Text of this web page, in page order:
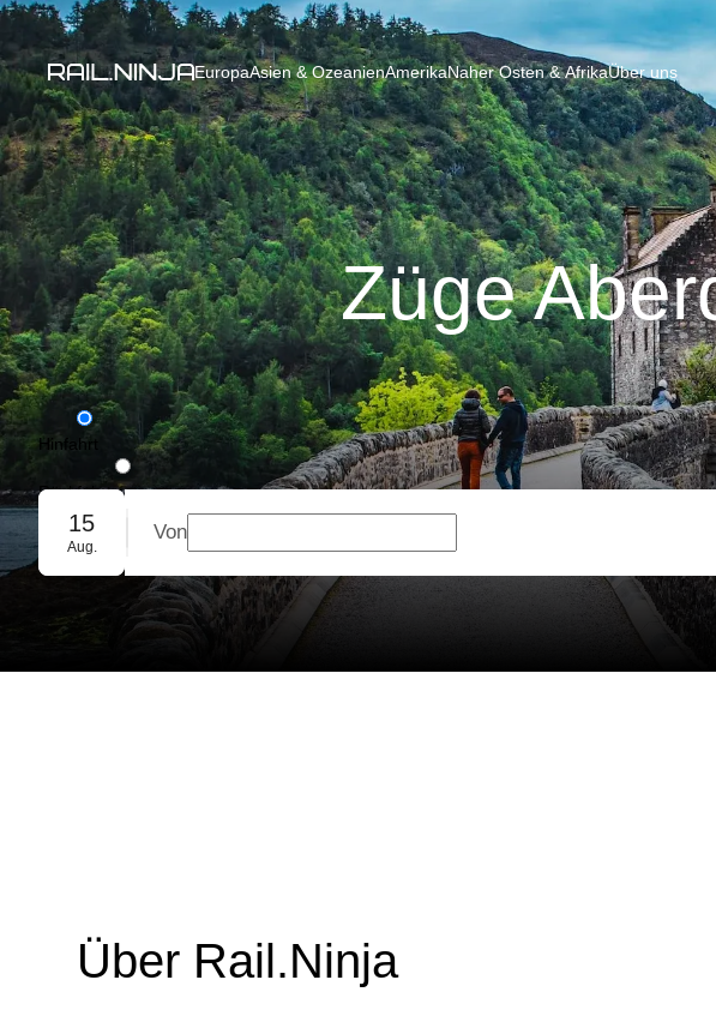
EuropaAsien & OzeanienAmerikaNaher Osten & AfrikaÜber uns
Züge
Hinfahrt
Rückfahrt
Gruppenbuchung
15
Aug.
Von
Über Rail.Ninja